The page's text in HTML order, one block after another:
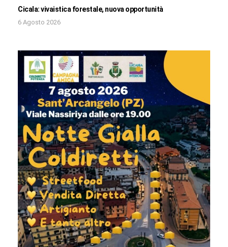
Cicala: vivaistica forestale, nuova opportunità
6 Agosto 2026